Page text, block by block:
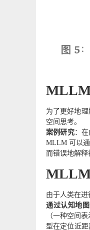
MLLM
为了更好地
空间思考。
案例研究：
MLLM 可以
而错误地解释
MLLM
由于人类在
通过认知地
（一种空间
型在定位近